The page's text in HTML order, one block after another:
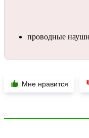
проводные
Мне нравится